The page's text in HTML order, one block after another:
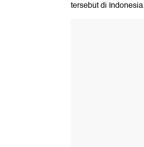
tersebut di Indonesia.